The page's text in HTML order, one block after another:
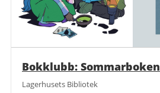
Bokklubb: Sommarboken
Lagerhusets Bibliotek